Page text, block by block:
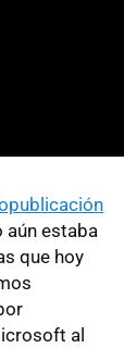
aún estaba
que hoy
al